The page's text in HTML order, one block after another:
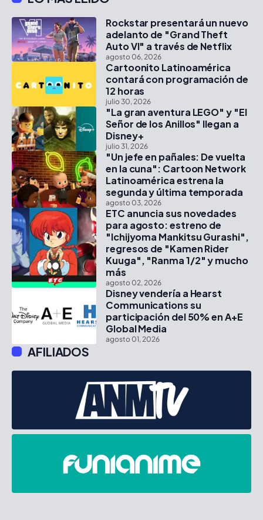
Rockstar presentará un nuevo
adelanto de "Grand Theft
Auto VI" a través de Netflix
agosto 06, 2026
Cartoonito Latinoamérica
contará con programación de
12 horas
julio 30, 2026
"La gran aventura LEGO" y "El
Señor de los Anillos" llegan a
Disney+
julio 31, 2026
"Un jefe en pañales: De vuelta
en la cuna": Cartoon Network
Latinoamérica estrena la
segunda y última temporada
agosto 03, 2026
ETC anuncia sus novedades
para agosto: estreno de
"Ichijyoma Mankitsu Gurashi",
regresos de "Kamen Rider
Kuuga", "Ranma 1/2" y mucho
más
agosto 02, 2026
Disney vendería a Hearst
Communications su
participación del 50% en A+E
Global Media
agosto 01, 2026
AFILIADOS